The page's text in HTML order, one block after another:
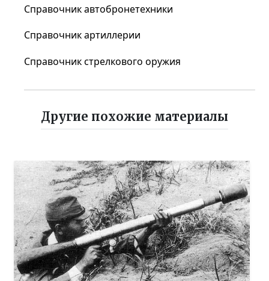
Справочник автобронетехники
Справочник артиллерии
Справочник стрелкового оружия
Другие похожие материалы